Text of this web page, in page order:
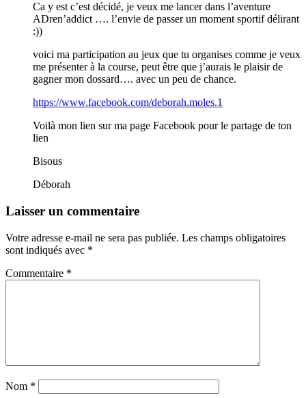
Ca y est c’est décidé, je veux me lancer dans l’aventure
ADren’addict …. l’envie de passer un moment sportif délirant
:))
voici ma participation au jeux que tu organises comme je veux
me présenter à la course, peut être que j’aurais le plaisir de
gagner mon dossard…. avec un peu de chance.
https://www.facebook.com/deborah.moles.1
Voilà mon lien sur ma page Facebook pour le partage de ton
lien
Bisous
Déborah
Laisser un commentaire
Votre adresse e-mail ne sera pas publiée. Les champs obligatoires
sont indiqués avec *
Commentaire *
Nom *